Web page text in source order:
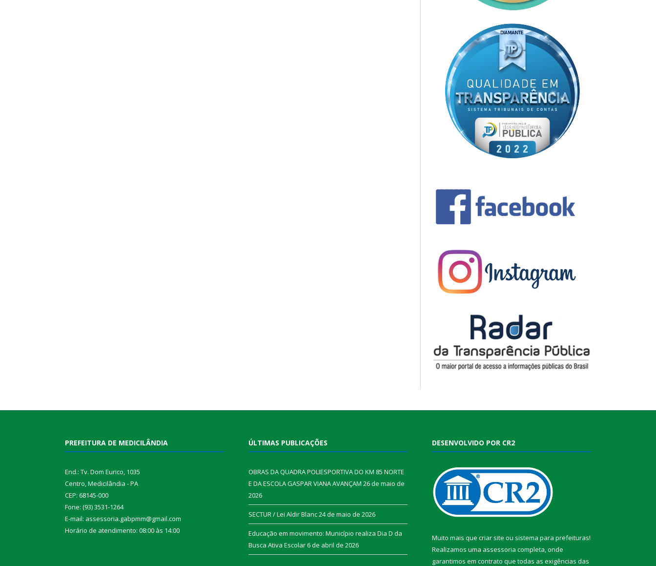
PREFEITURA DE MEDICILÂNDIA
End.: Tv. Dom Eurico, 1035
Centro, Medicilândia - PA
CEP: 68145-000
Fone: (93) 3531-1264
E-mail: assessoria.gabpmm@gmail.com
Horário de atendimento: 08:00 às 14:00
ÚLTIMAS PUBLICAÇÕES
OBRAS DA QUADRA POLIESPORTIVA DO KM 85 NORTE
E DA ESCOLA GASPAR VIANA AVANÇAM 26 de maio de
2026
SECTUR / Lei Aldir Blanc24 de maio de 2026
Educação em movimento: Município realiza Dia D da
Busca Ativa Escolar6 de abril de 2026
DESENVOLVIDO POR CR2
Muito mais que criar site ou sistema para prefeituras!
Realizamos uma assessoria completa, onde
garantimos em contrato que todas as exigências das